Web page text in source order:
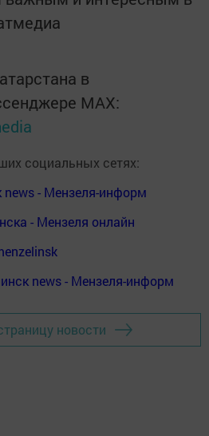
в
MАХ:
социальных сетях:
news - Мензеля-информ
- Мензеля онлайн
news - Мензеля-информ
новости